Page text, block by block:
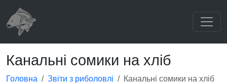
Канальні сомики на хліб
Головна Звіти з риболовлі Канальні сомики на хліб